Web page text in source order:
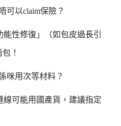
可以claim保險？
性修復」（如包皮過長引
！
咪用次等材料？
線可能用國產貨，建議指定